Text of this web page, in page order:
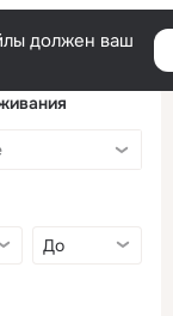
должен ваш